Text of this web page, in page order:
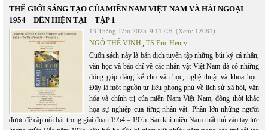
THẾ GIỚI SÁNG TẠO CỦA MIỀN NAM VIỆT NAM VÀ HẢI NGOẠI
1954 – ĐẾN HIỆN TẠI – TẬP 1
13 Tháng Tám 2025 9:11 CH (Xem: 12081)
NGÔ THẾ VINH, TS Eric Henry
Cuốn sách này là bản dịch tuyển tập những bút ký cá nhân,
văn học và báo chí về các nhân vật Việt Nam đã có những
đóng góp đáng kể cho văn học, nghệ thuật và khoa học.
Đây là một nguồn tư liệu phong phú về lịch sử xã hội, văn
hóa và chính trị của miền Nam Việt Nam, đồng thời khắc
họa sự nghiệp của từng nhân vật. Phần lớn những người
được đề cập nổi bật trong giai đoạn 1954 – 1975. Sau khi miền Nam thất thủ vào tay lực